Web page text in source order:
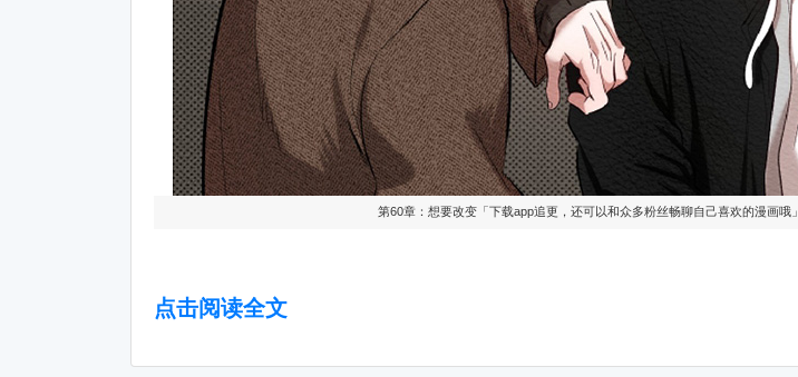
第60章：想要改变「下载app追更，还可以和众多粉丝畅聊自己喜欢的漫画哦」
点击阅读全文